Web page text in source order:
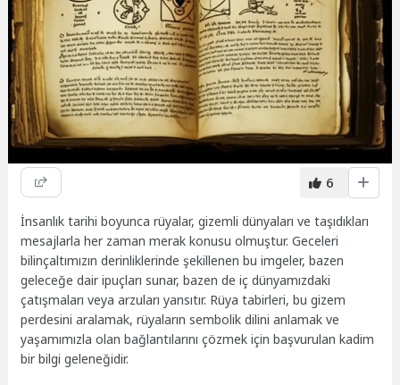
6
İnsanlık tarihi boyunca rüyalar, gizemli dünyaları ve taşıdıkları
mesajlarla her zaman merak konusu olmuştur. Geceleri
bilinçaltımızın derinliklerinde şekillenen bu imgeler, bazen
geleceğe dair ipuçları sunar, bazen de iç dünyamızdaki
çatışmaları veya arzuları yansıtır. Rüya tabirleri, bu gizem
perdesini aralamak, rüyaların sembolik dilini anlamak ve
yaşamımızla olan bağlantılarını çözmek için başvurulan kadim
bir bilgi geleneğidir.